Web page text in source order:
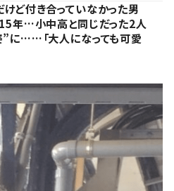
けど付き合っていなかった男
15年…小中高と同じだった2人
に……「大人になっても可愛